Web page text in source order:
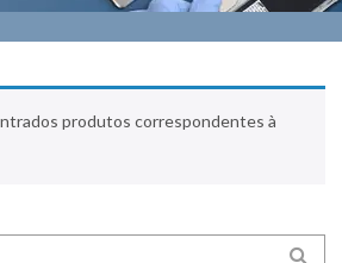
produtos correspondentes à